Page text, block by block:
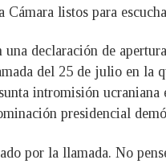
Cámara listos para
declaración de
del 25 de julio en la
intromisión ucraniana
presidencial
por la llamada. No